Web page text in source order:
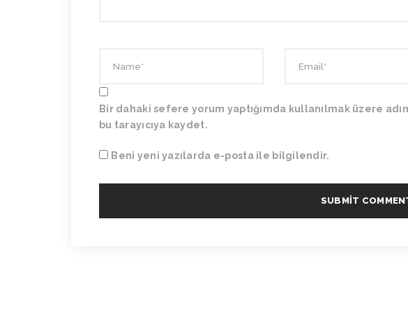
Bir dahaki sefere yorum yaptığımda kullanılmak üzere
bu tarayıcıya kaydet.
Beni yeni yazılarda e-posta ile bilgilendir.